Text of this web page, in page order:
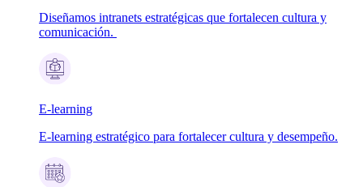
Diseñamos intranets estratégicas que fortalecen cultura y
comunicación.
E-learning
E-learning estratégico para fortalecer cultura y desempeño.